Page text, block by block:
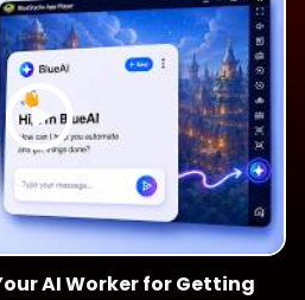
AI Worker for Getting